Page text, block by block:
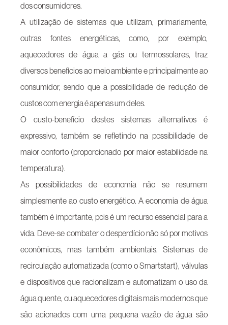
dos consumidores.
A utilização de sistemas que utilizam, primariamente,
outras fontes energéticas, como, por exemplo,
aquecedores de água a gás ou termossolares, traz
diversos benefícios ao meio ambiente e principalmente ao
consumidor, sendo que a possibilidade de redução de
custos com energia é apenas um deles.
O custo-benefício destes sistemas alternativos é
expressivo, também se refletindo na possibilidade de
maior conforto (proporcionado por maior estabilidade na
temperatura).
As possibilidades de economia não se resumem
simplesmente ao custo energético. A economia de água
também é importante, pois é um recurso essencial para a
vida. Deve-se combater o desperdício não só por motivos
econômicos, mas também ambientais. Sistemas de
recirculação automatizada (como o Smartstart), válvulas
e dispositivos que racionalizam e automatizam o uso da
água quente, ou aquecedores digitais mais modernos que
são acionados com uma pequena vazão de água são